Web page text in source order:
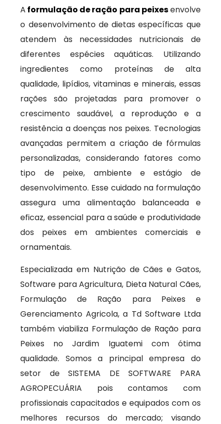
A formulação de ração para peixesenvolve
o desenvolvimento de dietas específicas que
atendem às necessidades nutricionais de
diferentes espécies aquáticas. Utilizando
ingredientes como proteínas de alta
qualidade, lipídios, vitaminas e minerais, essas
rações são projetadas para promover o
crescimento saudável, a reprodução e a
resistência a doenças nos peixes. Tecnologias
avançadas permitem a criação de fórmulas
personalizadas, considerando fatores como
tipo de peixe, ambiente e estágio de
desenvolvimento. Esse cuidado na formulação
assegura uma alimentação balanceada e
eficaz, essencial para a saúde e produtividade
dos peixes em ambientes comerciais e
ornamentais.
Especializada em Nutrição de Cães e Gatos,
Software para Agricultura, Dieta Natural Cães,
Formulação de Ração para Peixes e
Gerenciamento Agricola, a Td Software Ltda
também viabiliza Formulação de Ração para
Peixes no Jardim Iguatemi com ótima
qualidade. Somos a principal empresa do
setor de SISTEMA DE SOFTWARE PARA
AGROPECUÁRIA pois contamos com
profissionais capacitados e equipados com os
melhores recursos do mercado; visando